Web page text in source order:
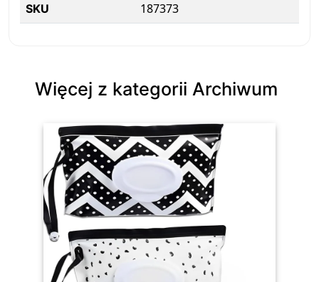
SKU 187373
Więcej z kategorii Archiwum